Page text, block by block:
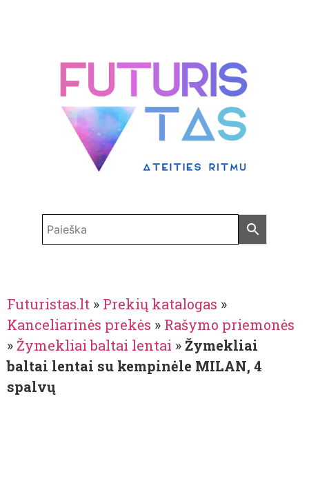
Futuristas.lt » Prekių katalogas »
Kanceliarinės prekės » Rašymo priemonės
» Žymekliai baltai lentai »Žymekliai
baltai lentai su kempinėle MILAN, 4
spalvų